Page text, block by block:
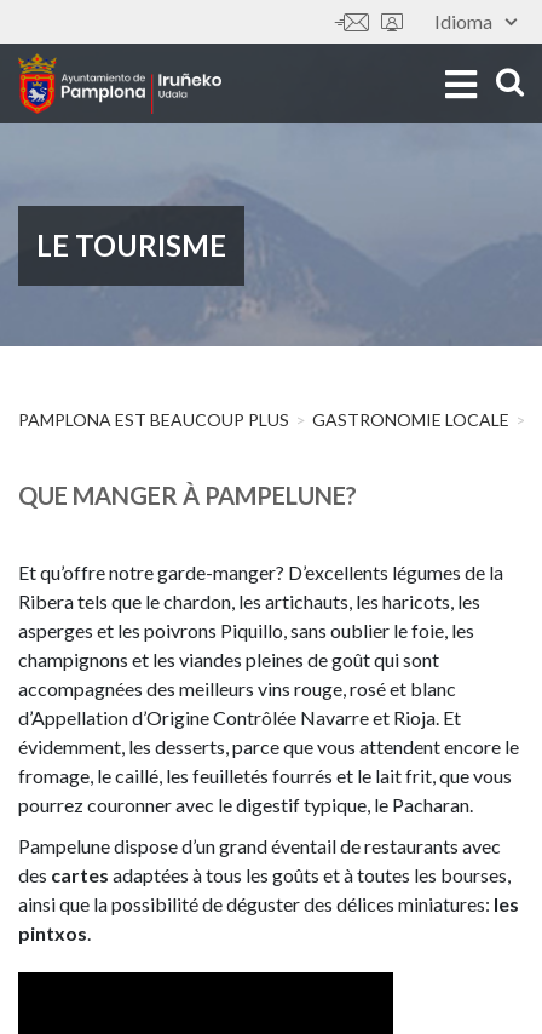
au
contenu
principal
Idioma
Outils
LE TOURISME
PAMPLONA EST BEAUCOUP PLUS GASTRONOMIE LOCALE
QUE MANGER À PAMPELUNE?
Et qu’offre notre garde-manger? D’excellents légumes de la
Ribera tels que le chardon, les artichauts, les haricots, les
asperges et les poivrons Piquillo, sans oublier le foie, les
champignons et les viandes pleines de goût qui sont
accompagnées des meilleurs vins rouge, rosé et blanc
d’Appellation d’Origine Contrôlée Navarre et Rioja. Et
évidemment, les desserts, parce que vous attendent encore le
fromage, le caillé, les feuilletés fourrés et le lait frit, que vous
pourrez couronner avec le digestif typique, le Pacharan.
Pampelune dispose d’un grand éventail de restaurants avec
des cartes adaptées à tous les goûts et à toutes les bourses,
ainsi que la possibilité de déguster des délices miniatures: les
pintxos.